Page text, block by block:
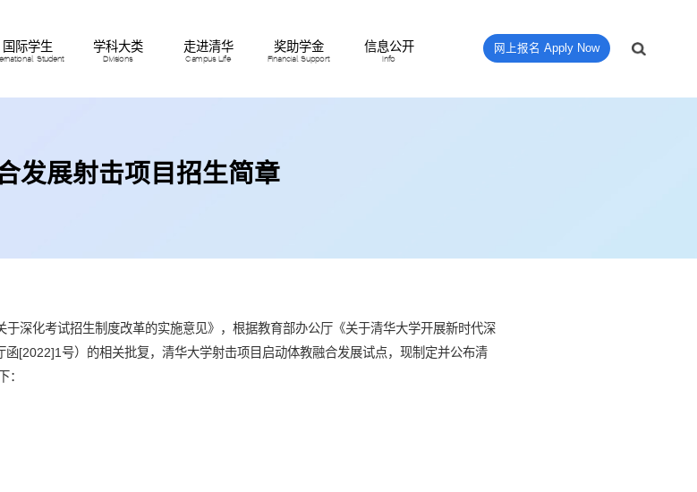
网上报名 Apply Now
国际学生
Student
学科大类
Divisions
走进清华
Campus Life
奖助学金
Financial Support
信息公开
Info
发展射击项目招生简章
深化考试招生制度改革的实施意见》，根据教育部办公厅《关于清华大学开展新时代深
[2022]1号）的相关批复，清华大学射击项目启动体教融合发展试点，现制定并公布清
：